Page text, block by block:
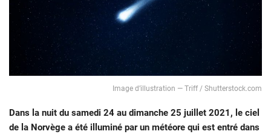
Image d’illustration — Triff / Shutterstock.com
Dans la nuit du samedi 24 au dimanche 25 juillet 2021, le ciel
de la Norvège a été illuminé par un météore qui est entré dans